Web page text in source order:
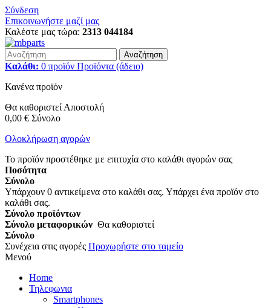
Σύνδεση
Επικοινωνήστε μαζί μας
Καλέστε μας τώρα: 2313 044184
Αναζήτηση
Καλάθι: 0 προϊόν Προϊόντα (άδειο)
Κανένα προϊόν
Θα καθοριστεί Αποστολή
0,00 € Σύνολο
Ολοκλήρωση αγορών
Το προϊόν προστέθηκε με επιτυχία στο καλάθι αγορών σας
Ποσότητα
Σύνολο
Υπάρχουν 0 αντικείμενα στο καλάθι σας. Υπάρχει ένα προϊόν στο
καλάθι σας.
Σύνολο προϊόντων
Σύνολο μεταφορικών Θα καθοριστεί
Σύνολο
Συνέχεια στις αγορές Προχωρήστε στο ταμείο
Μενού
Home
Τηλεφωνια
Smartphones